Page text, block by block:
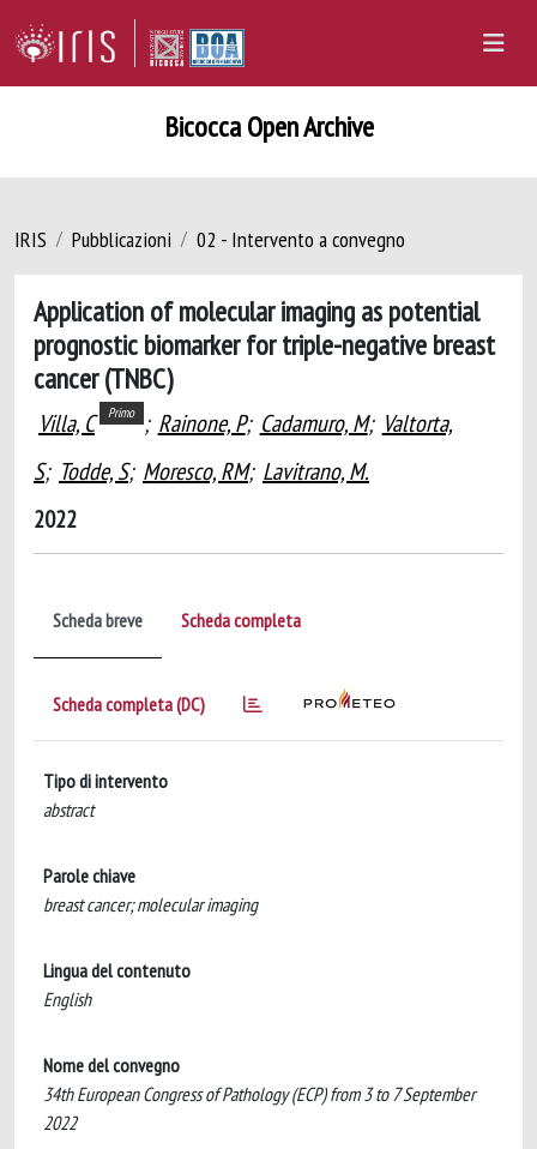
Bicocca Open Archive
IRIS Pubblicazioni 02 - Intervento a convegno
Application of molecular imaging as potential
prognostic biomarker for triple-negative breast
cancer (TNBC)
Villa, C Primo ; Rainone, P; Cadamuro, M; Valtorta,
S; Todde, S; Moresco, RM; Lavitrano, M.
2022
Scheda breve Scheda completa
Scheda completa (DC)
Tipo di intervento
abstract
Parole chiave
breast cancer; molecular imaging
Lingua del contenuto
English
Nome del convegno
34th European Congress of Pathology (ECP) from 3 to 7 September
2022